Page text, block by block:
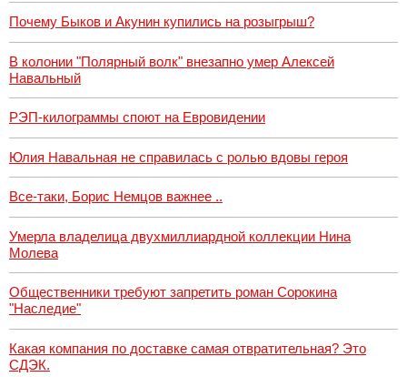
Почему Быков и Акунин купились на розыгрыш?
В колонии "Полярный волк" внезапно умер Алексей
Навальный
РЭП-килограммы споют на Евровидении
Юлия Навальная не справилась с ролью вдовы героя
Все-таки, Борис Немцов важнее ..
Умерла владелица двухмиллиардной коллекции Нина
Молева
Общественники требуют запретить роман Сорокина
"Наследие"
Какая компания по доставке самая отвратительная? Это
СДЭК.